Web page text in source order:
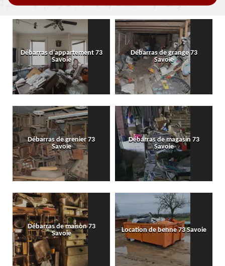
Débarras d'appartement 73
Savoie
Débarras de grange 73
Savoie
Débarras de grenier 73
Savoie
Débarras de magasin 73
Savoie
Débarras de maison 73
Savoie
Location de benne 73 Savoie